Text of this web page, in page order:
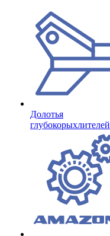
Долотья
глубокорыхлителей